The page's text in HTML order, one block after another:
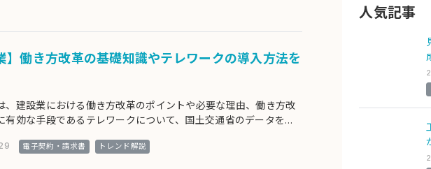
】働き方改革の基礎知識やテレワークの導入方法を
、建設業における働き方改革のポイントや必要な理由、働き方改
有効な手段であるテレワークについて、国土交通省のデータを用
電子契約・請求書 トレンド解説
人気記事